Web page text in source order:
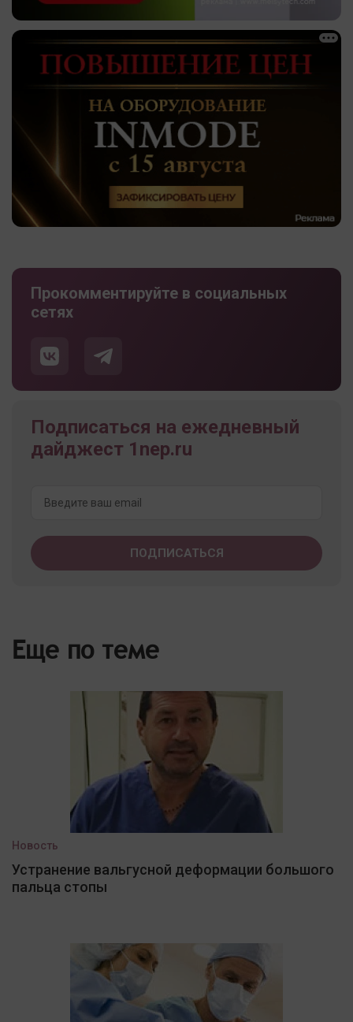
Прокомментируйте в социальных
сетях
Подписаться на ежедневный
дайджест 1nep.ru
Еще по теме
Новость
Устранение вальгусной деформации большого
пальца стопы